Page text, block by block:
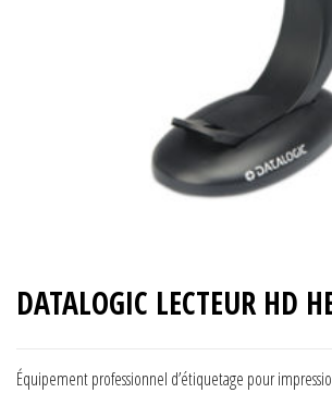
DATALOGIC LECTEUR HD
Équipement professionnel d’étiquetage pour